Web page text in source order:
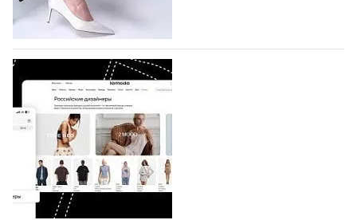
половину из них (494) прислали дизайнеры,
коллекции которых не были представлены в…
07.08.2026 577
BALLINA представит свои новинки на Euro
Shoes
Компания BALLINA Guangzhou Lihuang Footwear
Co., Ltd., основанная в 2011 году и расположенная в
Гуанчжоу, столице моды Китая, является
профессиональной обувной компанией,
объединяющей разработку, производство и…